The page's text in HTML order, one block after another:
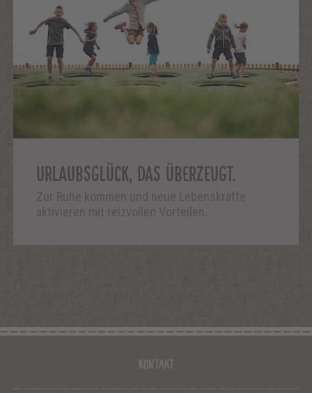
URLAUBSGLÜCK, DAS ÜBERZEUGT.
Zur Ruhe kommen und neue Lebenskräfte
aktivieren mit reizvollen Vorteilen.
Kontakt